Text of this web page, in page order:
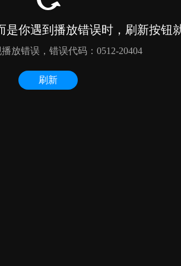
你遇到播放错误时，刷新按钮
放错误，错误代码：0512-20404
刷新